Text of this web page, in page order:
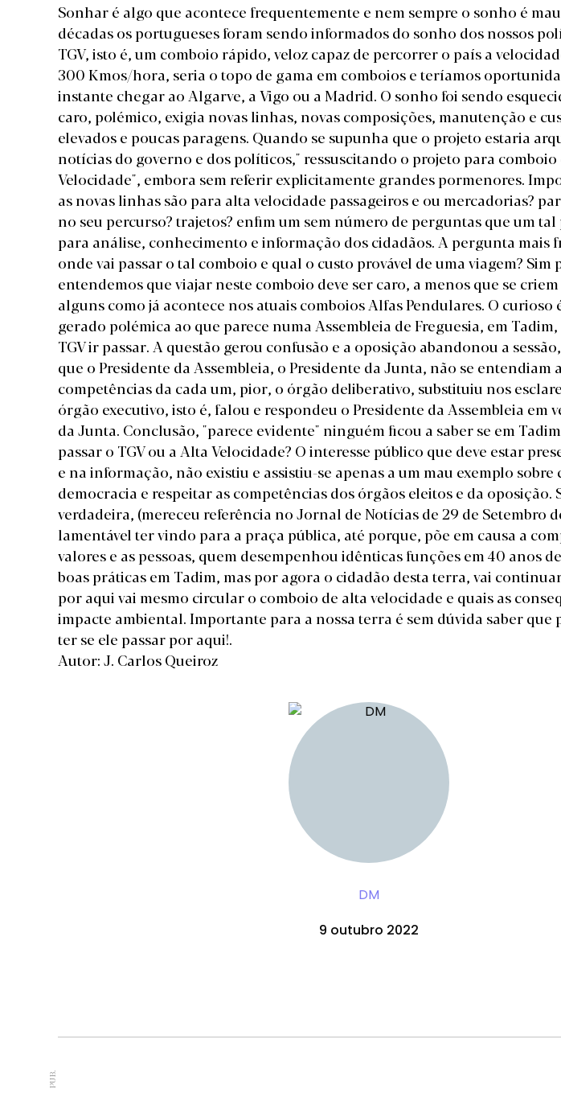
Sonhar é algo que acontece frequentemente e nem sempre o sonho é
décadas os portugueses foram sendo informados do sonho dos nossos
TGV, isto é, um comboio rápido, veloz capaz de percorrer o país a
300 Kmos/hora, seria o topo de gama em comboios e teríamos
instante chegar ao Algarve, a Vigo ou a Madrid. O sonho foi sendo
caro, polémico, exigia novas linhas, novas composições, manutenção e
elevados e poucas paragens. Quando se supunha que o projeto estaria
notícias do governo e dos políticos," ressuscitando o projeto para comboio
Velocidade", embora sem referir explicitamente grandes pormenores.
as novas linhas são para alta velocidade passageiros e ou mercadorias?
no seu percurso? trajetos? enfim um sem número de perguntas que um
para análise, conhecimento e informação dos cidadãos.A pergunta mais
onde vai passar o tal comboio e qual o custo provável de uma viagem? Sim
entendemos que viajar neste comboio deve ser caro, a menos que se
alguns como já acontece nos atuais comboios Alfas Pendulares. O curioso
gerado polémica ao que parece numa Assembleia de Freguesia, em
TGV ir passar. A questão gerou confusão e a oposição abandonou a
que o Presidente da Assembleia, o Presidente da Junta, não se entendiam
competências da cada um, pior, o órgão deliberativo, substituiu nos
órgão executivo, isto é, falou e respondeu o Presidente da Assembleia em
da Junta. Conclusão, "parece evidente" ninguém ficou a saber se em
passar o TGV ou a Alta Velocidade? O interesse público que deve estar
e na informação, não existiu e assistiu-se apenas a um mau exemplo sobre
democracia e respeitar as competências dos órgãos eleitos e da oposição.
verdadeira, (mereceu referência no Jornal de Notícias de 29 de Setembro
lamentável ter vindo para a praça pública, até porque, põe em causa a
valores e as pessoas, quem desempenhou idênticas funções em 40 anos
boas práticas em Tadim, mas por agora o cidadão desta terra, vai
por aqui vai mesmo circular o comboio de alta velocidade e quais as
impacte ambiental. Importante para a nossa terra é sem dúvida saber que
ter se ele passar por aqui!.
Autor: J. Carlos Queiroz
DM
9 outubro 2022
PUB.